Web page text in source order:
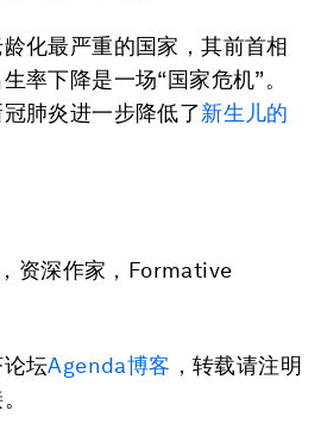
化最严重的国家，其前首相
率下降是一场“国家危机”。
肺炎进一步降低了新生儿的
资深作家，Formative
坛Agenda博客 ，转载请注明